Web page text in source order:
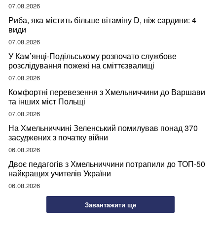
07.08.2026
Риба, яка містить більше вітаміну D, ніж сардини: 4
види
07.08.2026
У Кам’янці-Подільському розпочато службове
розслідування пожежі на сміттєзвалищі
07.08.2026
Комфортні перевезення з Хмельниччини до Варшави
та інших міст Польщі
07.08.2026
На Хмельниччині Зеленський помилував понад 370
засуджених з початку війни
06.08.2026
Двоє педагогів з Хмельниччини потрапили до ТОП-50
найкращих учителів України
06.08.2026
Завантажити ще